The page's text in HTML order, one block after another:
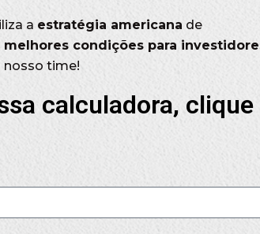
a estratégia americana de
melhores condições para
nosso time!
calculadora, clique